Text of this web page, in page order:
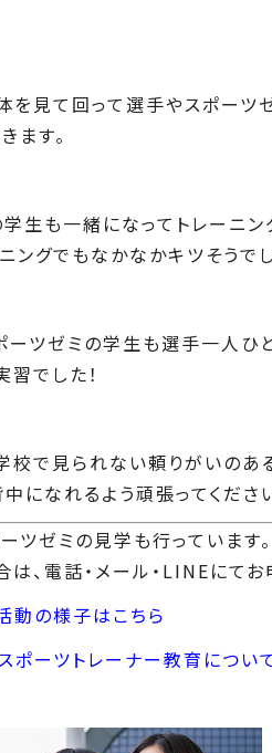
を見て回って選手やスポーツ
ます。
生も一緒になってトレーニン
ングでもなかなかキツそうで
ツゼミの学生も選手一人ひ
でした！
で見られない頼りがいのあ
になれるよう頑張ってください
ツゼミの見学も行っています。
、電話・メール・LINEにてお
動の様子はこちら
ポーツトレーナー教育につい